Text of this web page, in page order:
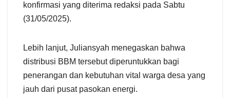
konfirmasi yang diterima redaksi pada Sabtu
(31/05/2025).
Lebih lanjut, Juliansyah menegaskan bahwa
distribusi BBM tersebut diperuntukkan bagi
penerangan dan kebutuhan vital warga desa yang
jauh dari pusat pasokan energi.